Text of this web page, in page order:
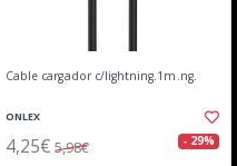
Cable cargador c/lightning.1m.ng.
ONLEX
4,25€ 5,98€ - 29%